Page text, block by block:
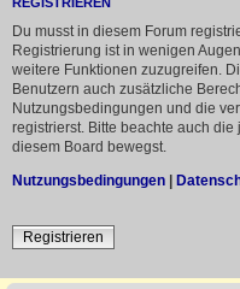
Du musst in diesem Forum
Registrierung ist in wenigen
weitere Funktionen zuzugreifen.
Benutzern auch zusätzliche
Nutzungsbedingungen und die
registrierst. Bitte beachte auch
diesem Board bewegst.
Nutzungsbedingungen |
Registrieren